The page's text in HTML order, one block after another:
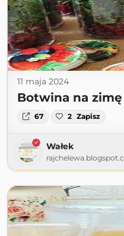
11 maja 2024
Botwina na zimę
67 2 Zapisz
Wałek